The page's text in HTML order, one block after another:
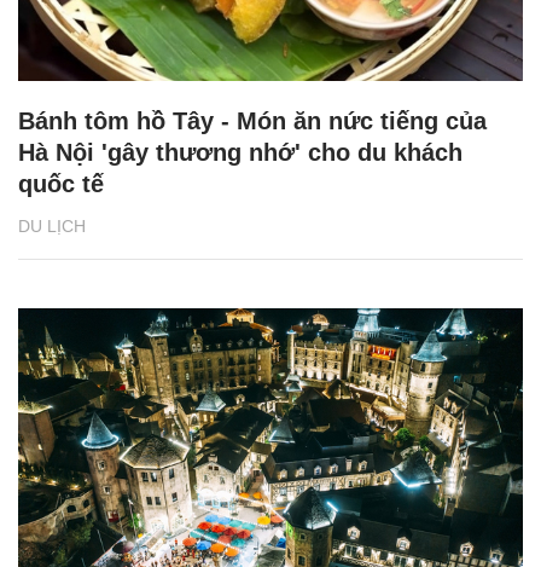
DU LỊCH
Bánh tôm hồ Tây - Món ăn nức tiếng của
Hà Nội 'gây thương nhớ' cho du khách
quốc tế